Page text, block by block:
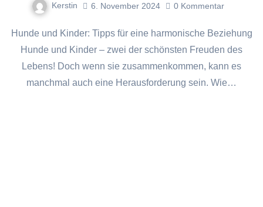
Kerstin 6. November 2024 0 Kommentar
Hunde und Kinder: Tipps für eine harmonische Beziehung
Hunde und Kinder – zwei der schönsten Freuden des
Lebens! Doch wenn sie zusammenkommen, kann es
manchmal auch eine Herausforderung sein. Wie…